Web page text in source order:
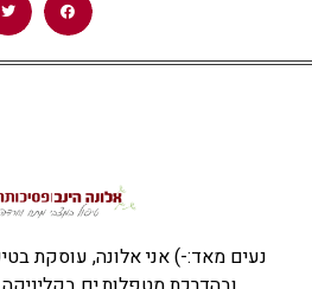
נעים מאד:-) אני אלונה, עוסקת